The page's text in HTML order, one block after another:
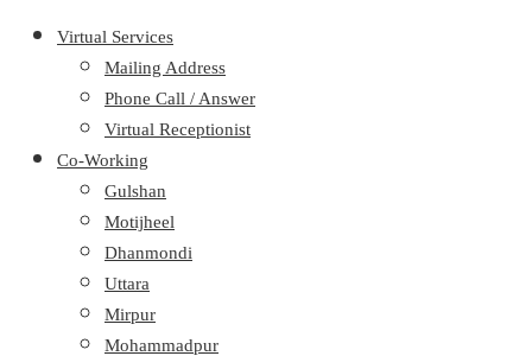
Virtual Services
Mailing Address
Phone Call / Answer
Virtual Receptionist
Co-Working
Gulshan
Motijheel
Dhanmondi
Uttara
Mirpur
Mohammadpur